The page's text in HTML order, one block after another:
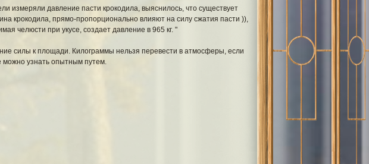
измеряли давление пасти крокодила, выяснилось, что существует
крокодила, прямо-пропорционально влияют на силу сжатия пасти )),
челюсти при укусе, создает давление в 965 кг. "
силы к площади. Килограммы нельзя перевести в атмосферы, если
можно узнать опытным путем.